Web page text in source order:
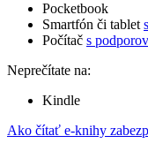
Pocketbook
Smartfón či tablet
Počítač s
Neprečítate na:
Kindle
Ako čítať e-knihy